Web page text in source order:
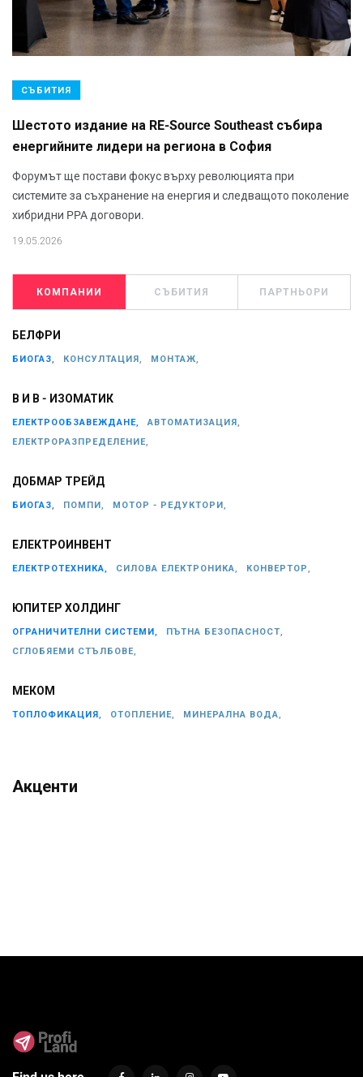
СЪБИТИЯ
Шестото издание на RE-Source Southeast събира
енергийните лидери на региона в София
Форумът ще постави фокус върху революцията при
системите за съхранение на енергия и следващото поколение
хибридни PPA договори.
19.05.2026
КОМПАНИИ СЪБИТИЯ ПАРТНЬОРИ
БЕЛФРИ
БИОГАЗ, КОНСУЛТАЦИЯ, МОНТАЖ,
В И В - ИЗОМАТИК
ЕЛЕКТРООБЗАВЕЖДАНЕ,
АВТОМАТИЗАЦИЯ,
ЕЛЕКТРОРАЗПРЕДЕЛЕНИЕ,
ДОБМАР ТРЕЙД
БИОГАЗ, ПОМПИ, МОТОР - РЕДУКТОРИ,
ЕЛЕКТРОИНВЕНТ
ЕЛЕКТРОТЕХНИКА, СИЛОВА ЕЛЕКТРОНИКА, КОНВЕРТОР,
ЮПИТЕР ХОЛДИНГ
ОГРАНИЧИТЕЛНИ СИСТЕМИ,
ПЪТНА БЕЗОПАСНОСТ,
СГЛОБЯЕМИ СТЪЛБОВЕ,
МЕКОМ
ТОПЛОФИКАЦИЯ, ОТОПЛЕНИЕ, МИНЕРАЛНА ВОДА,
Акценти